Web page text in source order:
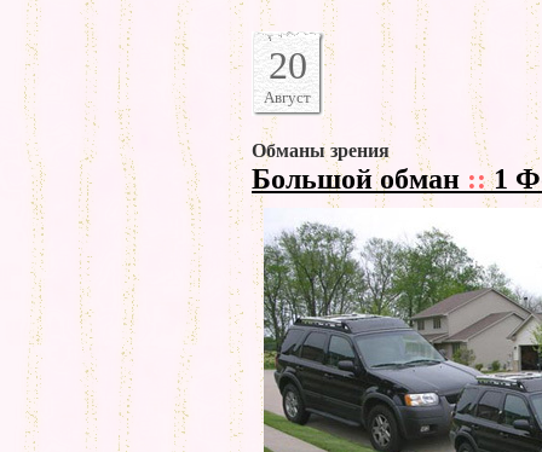
20
Август
Обманы зрения
Большой обман ::1